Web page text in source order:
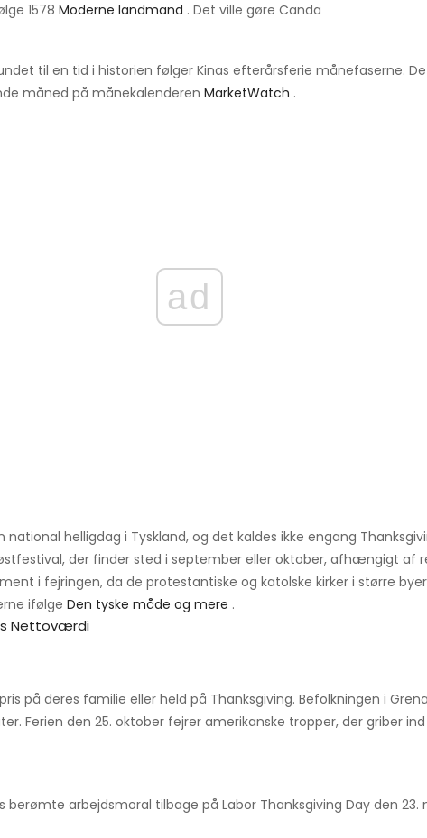
1578 Moderne landmand . Det ville gøre Canda
til en tid i historien følger Kinas efterårsferie månefaserne.
måned på månekalenderen MarketWatch .
ad
national helligdag i Tyskland, og det kaldes ikke engang
der finder sted i september eller oktober, afhængigt af
i fejringen, da de protestantiske og katolske kirker i større
ifølge Den tyske måde og mere .
Nettoværdi
på deres familie eller held på Thanksgiving. Befolkningen i
Ferien den 25. oktober fejrer amerikanske tropper, der griber
berømte arbejdsmoral tilbage på Labor Thanksgiving Day den 23.